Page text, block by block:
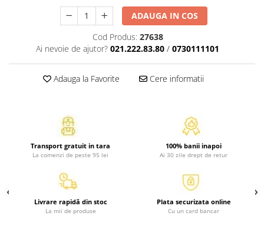
Carti in limba engleza
Carti pentru copii
Activitati si jocuri pentru copii
Benzi desenate
Carti pentru copii
Literatura si fictiune
Povesti si povestiri
ADAUGA IN COS
Cod Produs: 27638
Ai nevoie de ajutor? 021.222.83.80 / 0730111101
Adauga la Favorite Cere informatii
Transport gratuit in tara
La comenzi de peste 95 lei
100% banii inapoi
Ai 30 zile drept de retur
Livrare rapidă din stoc
La mii de produse
Plata securizata online
Cu un card bancar